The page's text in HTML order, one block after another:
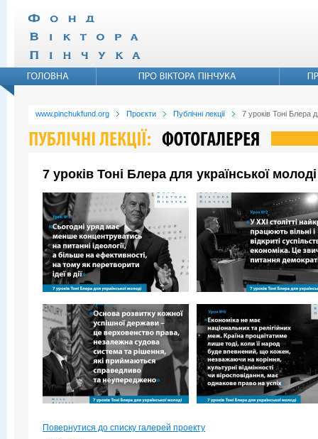
www.pinchukfund.org Проєкти Публічні лекції 7 уроків Тоні Блера
7 уроків Тоні Блера для української
Повернутися до списку галерей проекту